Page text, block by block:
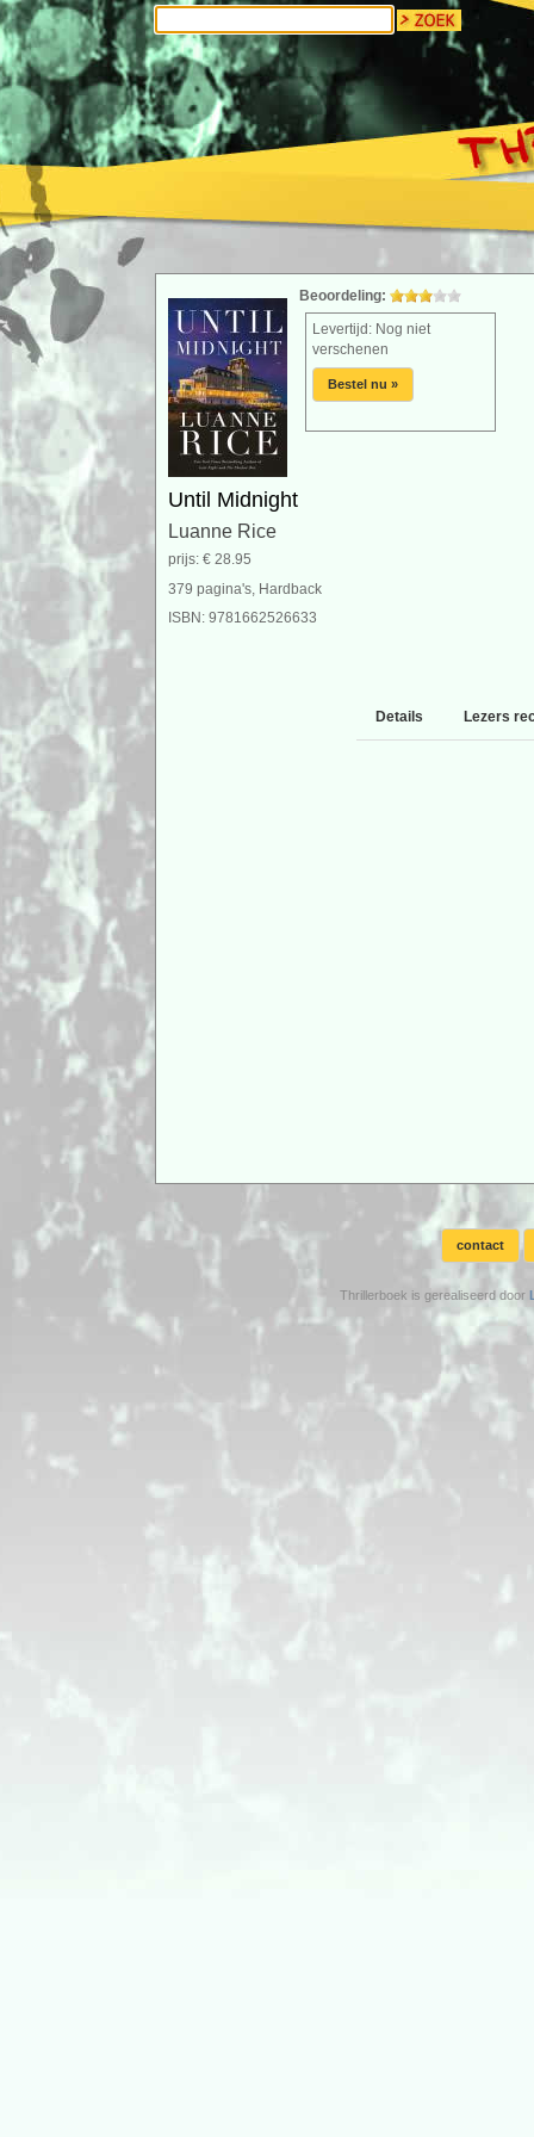
Beoordeling:
Levertijd: Nog niet
verschenen
Bestel nu »
Until Midnight
Luanne Rice
prijs: € 28.95
379 pagina's, Hardback
ISBN: 9781662526633
Details Lezers
contact
Thrillerboek is gerealiseerd door